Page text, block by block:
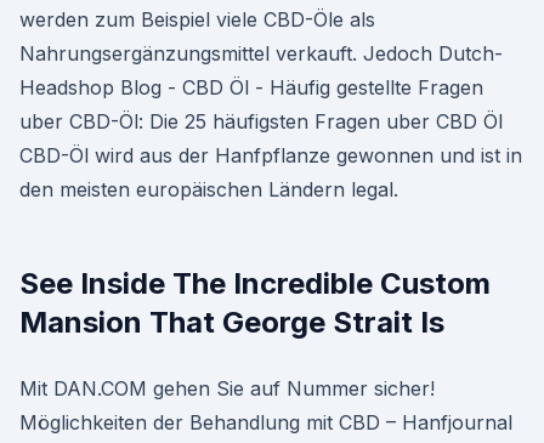
werden zum Beispiel viele CBD-Öle als
Nahrungsergänzungsmittel verkauft. Jedoch Dutch-
Headshop Blog - CBD Öl - Häufig gestellte Fragen
uber CBD-Öl: Die 25 häufigsten Fragen uber CBD Öl
CBD-Öl wird aus der Hanfpflanze gewonnen und ist in
den meisten europäischen Ländern legal.
See Inside The Incredible Custom
Mansion That George Strait Is
Mit DAN.COM gehen Sie auf Nummer sicher!
Möglichkeiten der Behandlung mit CBD – Hanfjournal